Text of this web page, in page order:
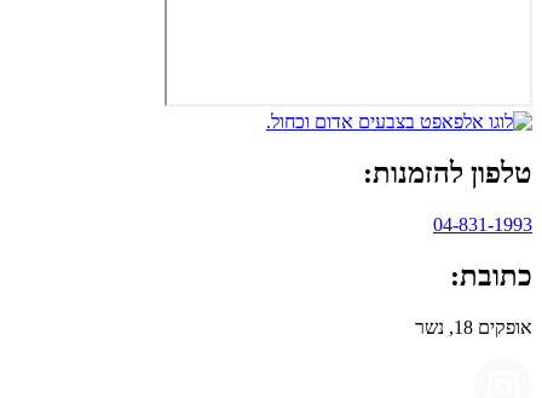
טלפון להזמנות:
04-831-1993
כתובת:
אופקים 18, נשר